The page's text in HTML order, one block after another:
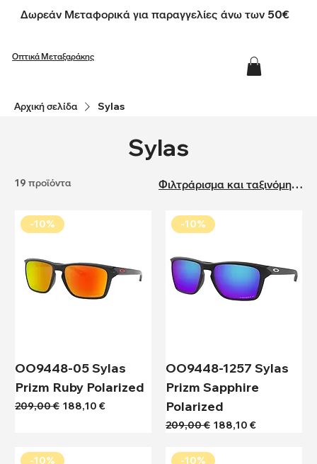
Δωρεάν Μεταφορικά για παραγγελίες άνω των 50€
Οπτικά Μεταξαράκης
Αρχική σελίδα Sylas
Sylas
19 προϊόντα Φιλτράρισμα και ταξινόμηση
-10%
OO9448-05 Sylas
Prizm Ruby Polarized
Κανονική τιμή
209,00 € Τιμή Έκπτωσης
188,10 €
-10%
OO9448-1257 Sylas
Prizm Sapphire
Polarized
Κανονική τιμή
209,00 € Τιμή Έκπτωσης
188,10 €
-10% -10%